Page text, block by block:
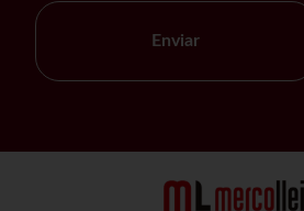
Enviar